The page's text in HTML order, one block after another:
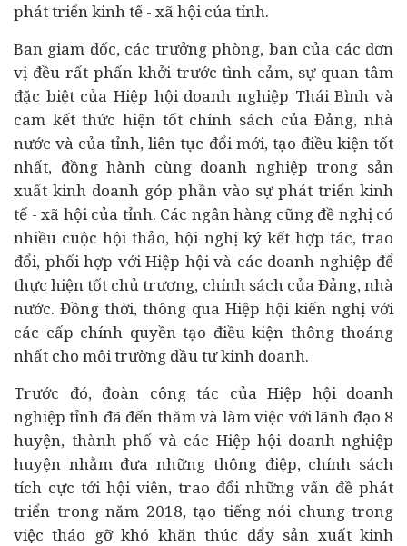
phát triển kinh tế - xã hội của tỉnh.
Ban giam đốc, các trưởng phòng, ban của các đơn
vị đều rất phấn khởi trước tình cảm, sự quan tâm
đặc biệt của Hiệp hội doanh nghiệp Thái Bình và
cam kết thức hiện tốt chính sách của Đảng, nhà
nước và của tỉnh, liên tục đổi mới, tạo điều kiện tốt
nhất, đồng hành cùng doanh nghiệp trong sản
xuất kinh doanh góp phần vào sự phát triển kinh
tế - xã hội của tỉnh. Các ngân hàng cũng đề nghị có
nhiều cuộc hội thảo, hội nghị ký kết hợp tác, trao
đổi, phối hợp với Hiệp hội và các doanh nghiệp để
thực hiện tốt chủ trương, chính sách của Đảng, nhà
nước. Đồng thời, thông qua Hiệp hội kiến nghị với
các cấp chính quyền tạo điều kiện thông thoáng
nhất cho môi trường đầu tư kinh doanh.
Trước đó, đoàn công tác của Hiệp hội doanh
nghiệp tỉnh đã đến thăm và làm việc với lãnh đạo 8
huyện, thành phố và các Hiệp hội doanh nghiệp
huyện nhằm đưa những thông điệp, chính sách
tích cực tới hội viên, trao đổi những vấn đề phát
triển trong năm 2018, tạo tiếng nói chung trong
việc tháo gỡ khó khăn thúc đẩy sản xuất kinh